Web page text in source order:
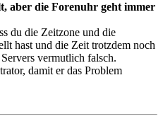
aber die Forenuhr geht immer
du die Zeitzone und die
hast und die Zeit trotzdem noch
vermutlich falsch.
damit er das Problem